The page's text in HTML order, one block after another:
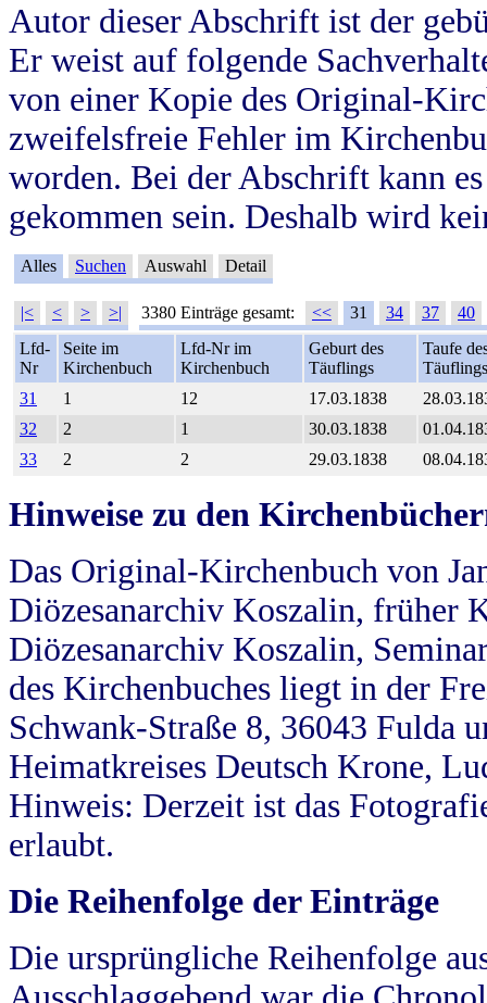
Autor dieser Abschrift ist der
Er weist auf folgende
von einer Kopie des Original-
zweifelsfreie Fehler im
worden. Bei der Abschrift kann
gekommen sein. Deshalb wird
Alles Suchen Auswahl Detail
|< < > >| 3380 Einträge gesamt: << 31 34 37
40
Lfd-
Nr
Seite im
Kirchenbuch
Lfd-Nr im
Kirchenbuch
Geburt des
Täuflings
Taufe
Täuflings
31
1 12 17.03.1838
32
2 1 30.03.1838
33
2 2 29.03.1838
Hinweise zu den
Das Original-Kirchenbuch von
Diözesanarchiv Koszalin, früher
Diözesanarchiv Koszalin,
des Kirchenbuches liegt in der
Schwank-Straße 8, 36043 Fulda
Heimatkreises Deutsch Krone,
Hinweis: Derzeit ist das
erlaubt.
Die Reihenfolge der Einträge
Die ursprüngliche Reihenfolge